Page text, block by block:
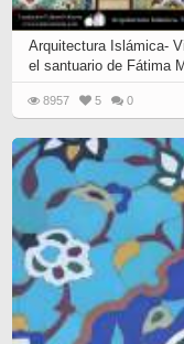
Arquitectura Islámica-
el santuario de Fátima
8957 5 0